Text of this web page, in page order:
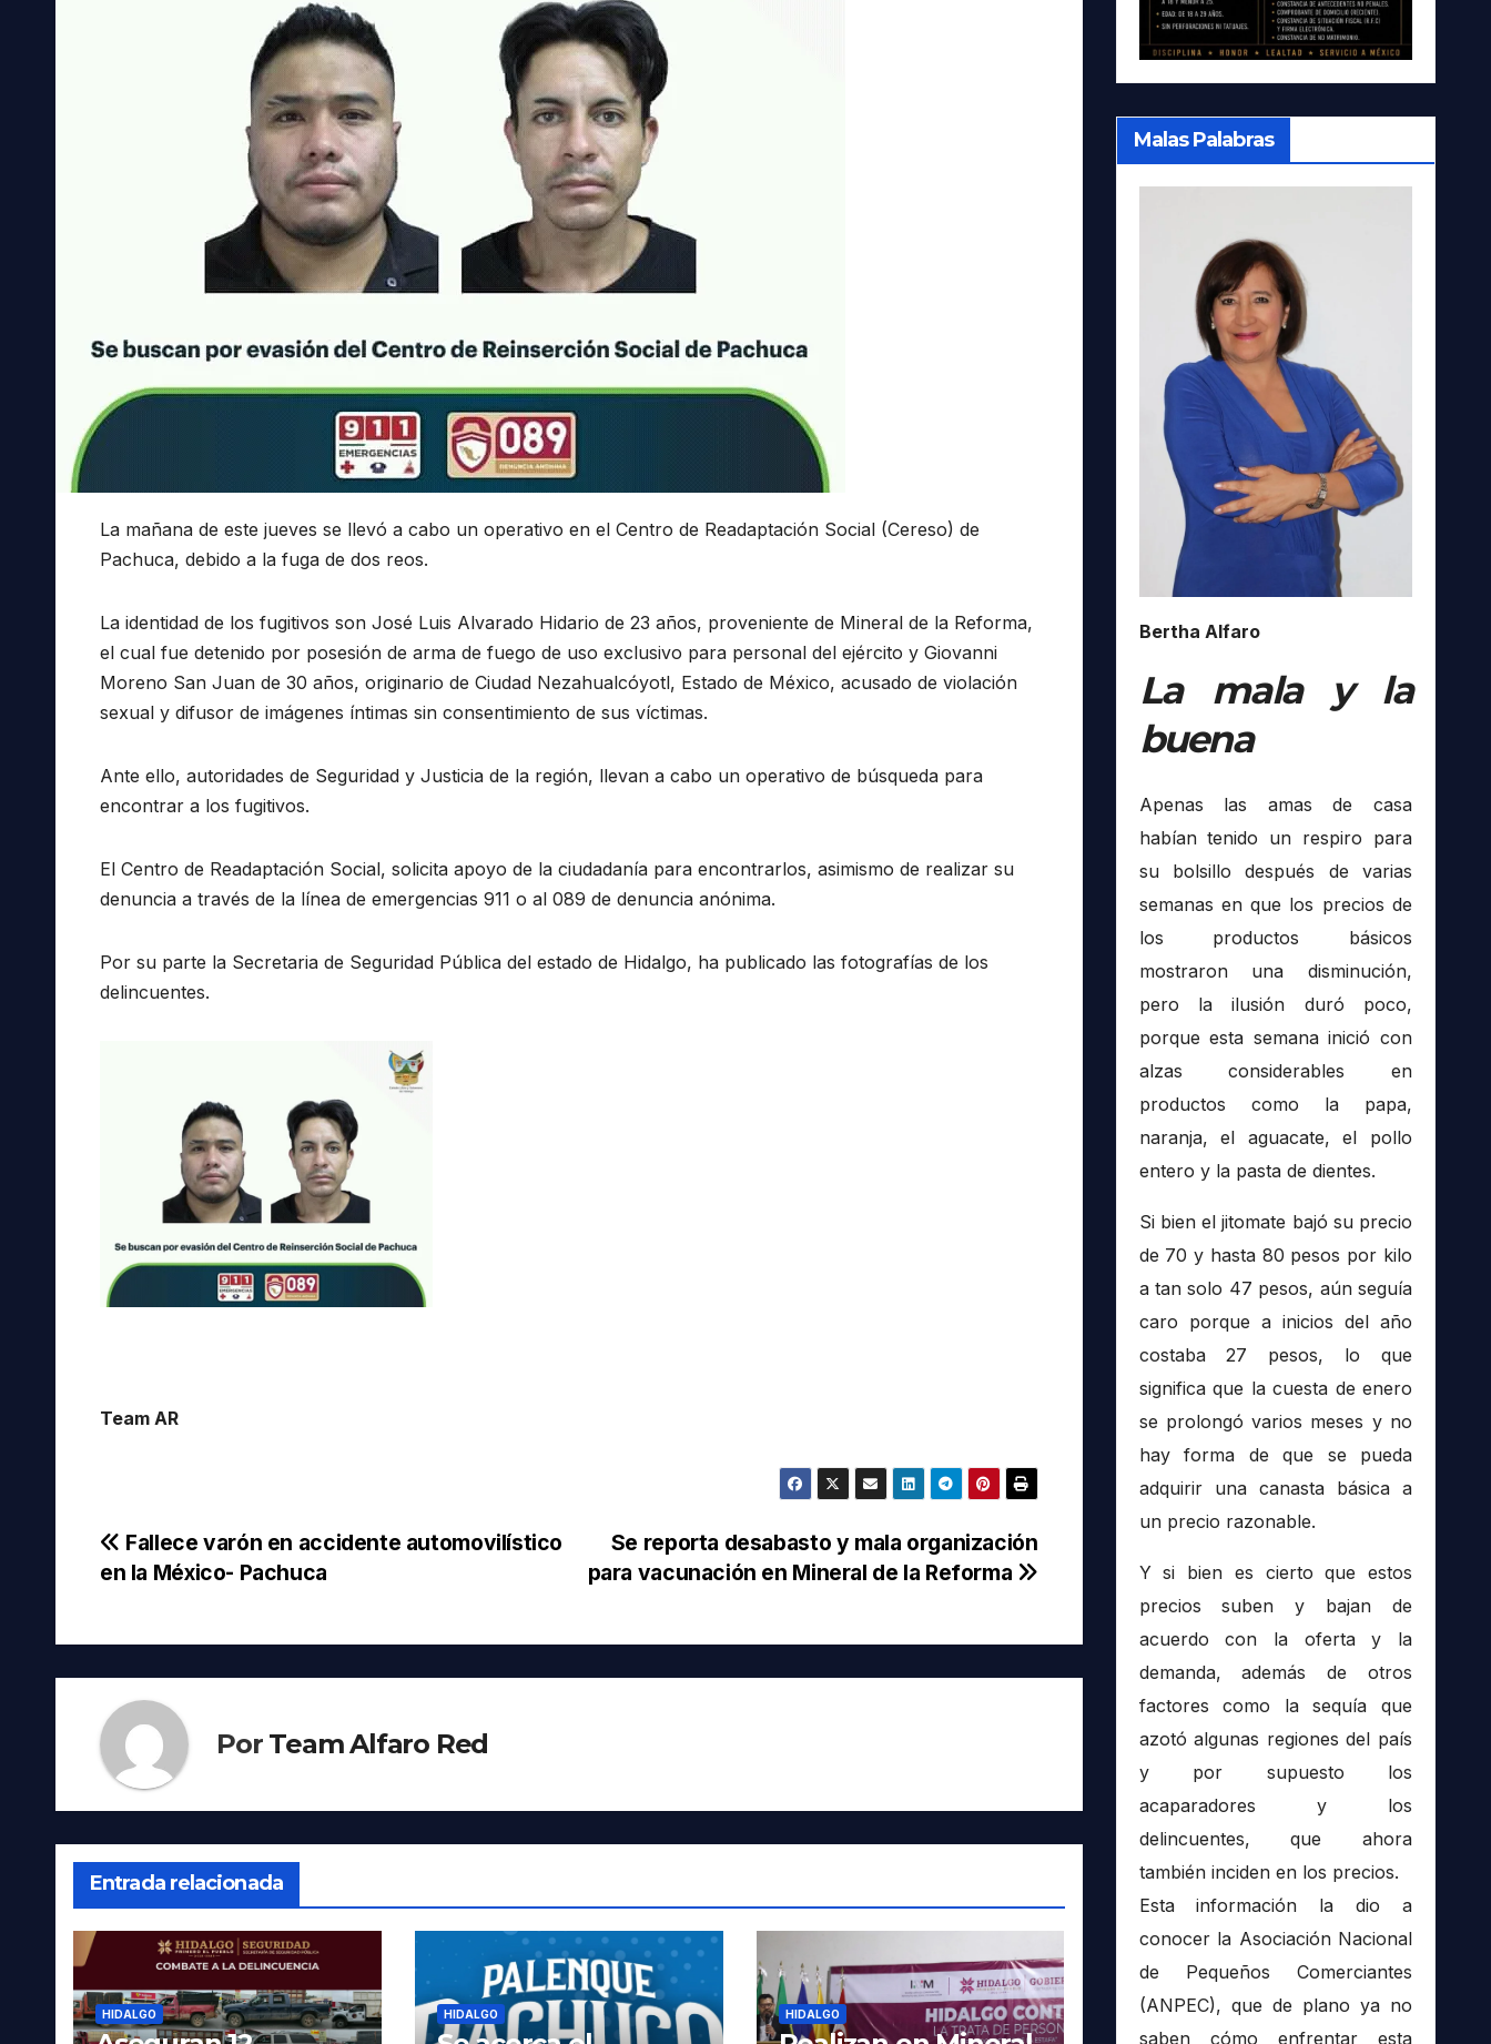
La mañana de este jueves se llevó a cabo un operativo en el Centro de Readaptación Social (Cereso) de
Pachuca, debido a la fuga de dos reos.
La identidad de los fugitivos son José Luis Alvarado Hidario de 23 años, proveniente de Mineral de la Reforma,
el cual fue detenido por posesión de arma de fuego de uso exclusivo para personal del ejército y Giovanni
Moreno San Juan de 30 años, originario de Ciudad Nezahualcóyotl, Estado de México, acusado de violación
sexual y difusor de imágenes íntimas sin consentimiento de sus víctimas.
Ante ello, autoridades de Seguridad y Justicia de la región, llevan a cabo un operativo de búsqueda para
encontrar a los fugitivos.
El Centro de Readaptación Social, solicita apoyo de la ciudadanía para encontrarlos, asimismo de realizar su
denuncia a través de la línea de emergencias 911 o al 089 de denuncia anónima.
Por su parte la Secretaria de Seguridad Pública del estado de Hidalgo, ha publicado las fotografías de los
delincuentes.
Team AR
Navegación
entradas
Se reporta desabasto y mala organización
para vacunación en Mineral de la Reforma
Fallece varón en accidente automovilístico
en la México- Pachuca
Por Team Alfaro Red
Entrada relacionada
HIDALGO HIDALGO HIDALGO
Malas Palabras
Bertha Alfaro
La mala y la
buena
Apenas las amas de casa
habían tenido un respiro para
su bolsillo después de varias
semanas en que los precios de
los productos básicos
mostraron una disminución,
pero la ilusión duró poco,
porque esta semana inició con
alzas considerables en
productos como la papa,
naranja, el aguacate, el pollo
entero y la pasta de dientes.
Si bien el jitomate bajó su precio
de 70 y hasta 80 pesos por kilo
a tan solo 47 pesos, aún seguía
caro porque a inicios del año
costaba 27 pesos, lo que
significa que la cuesta de enero
se prolongó varios meses y no
hay forma de que se pueda
adquirir una canasta básica a
un precio razonable.
Y si bien es cierto que estos
precios suben y bajan de
acuerdo con la oferta y la
demanda, además de otros
factores como la sequía que
azotó algunas regiones del país
y por supuesto los
acaparadores y los
delincuentes, que ahora
también inciden en los precios.
Esta información la dio a
conocer la Asociación Nacional
de Pequeños Comerciantes
(ANPEC), que de plano ya no
saben cómo enfrentar esta